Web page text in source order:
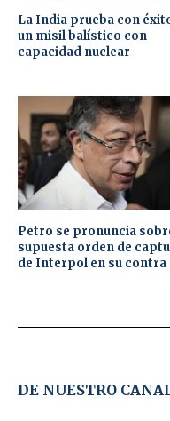
La India prueba con
un misil balístico con
capacidad nuclear
Petro se pronuncia
supuesta orden de
de Interpol en su contra
DE NUESTRO